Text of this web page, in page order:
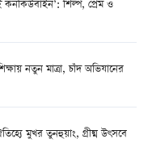
কনকিউবাইন’: শিল্প, প্রেম ও
নতুন মাত্রা, চাঁদ অভিযানের
মুখর তুনহুয়াং, গ্রীষ্ম উৎসবে